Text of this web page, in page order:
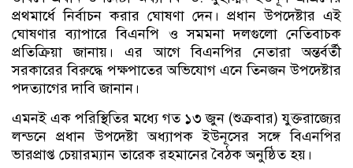
প্রথমার্ধে নির্বাচন করার ঘোষণা দেন। প্রধান উপদেষ্টার এই
ঘোষণার ব্যাপারে বিএনপি ও সমমনা দলগুলো নেতিবাচক
প্রতিক্রিয়া জানায়। এর আগে বিএনপির নেতারা অন্তর্বর্তী
সরকারের বিরুদ্ধে পক্ষপাতের অভিযোগ এনে তিনজন উপদেষ্টার
পদত্যাগের দাবি জানান।
এমনই এক পরিস্থিতির মধ্যে গত ১৩ জুন (শুক্রবার) যুক্তরাজ্যের
লন্ডনে প্রধান উপদেষ্টা অধ্যাপক ইউনূসের সঙ্গে বিএনপির
ভারপ্রাপ্ত চেয়ারম্যান তারেক রহমানের বৈঠক অনুষ্ঠিত হয়।